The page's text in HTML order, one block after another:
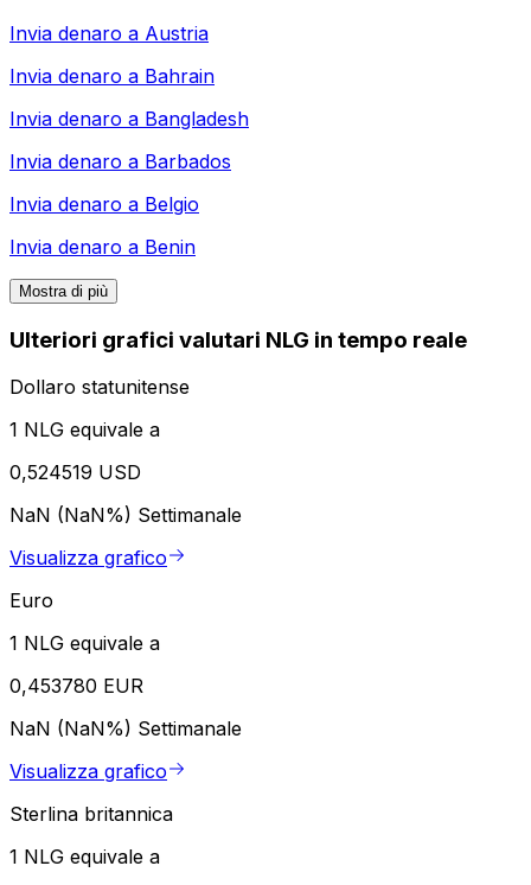
Invia denaro a Austria
Invia denaro a Bahrain
Invia denaro a Bangladesh
Invia denaro a Barbados
Invia denaro a Belgio
Invia denaro a Benin
Mostra di più
Ulteriori grafici valutari NLG in tempo reale
Dollaro statunitense
1 NLG equivale a
0,524519 USD
NaN (NaN%) Settimanale
Visualizza grafico
Euro
1 NLG equivale a
0,453780 EUR
NaN (NaN%) Settimanale
Visualizza grafico
Sterlina britannica
1 NLG equivale a